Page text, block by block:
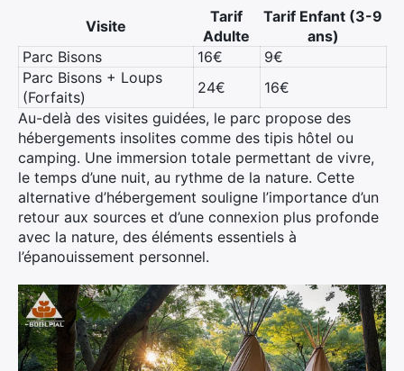
Visite
Tarif
Adulte
Tarif Enfant (3-9
ans)
Parc Bisons
16€
9€
Parc Bisons + Loups
(Forfaits)
24€
16€
Au-delà des visites guidées, le parc propose des
hébergements insolites comme des tipis hôtel ou
camping. Une immersion totale permettant de vivre,
le temps d’une nuit, au rythme de la nature. Cette
alternative d’hébergement souligne l’importance d’un
retour aux sources et d’une connexion plus profonde
avec la nature, des éléments essentiels à
l’épanouissement personnel.